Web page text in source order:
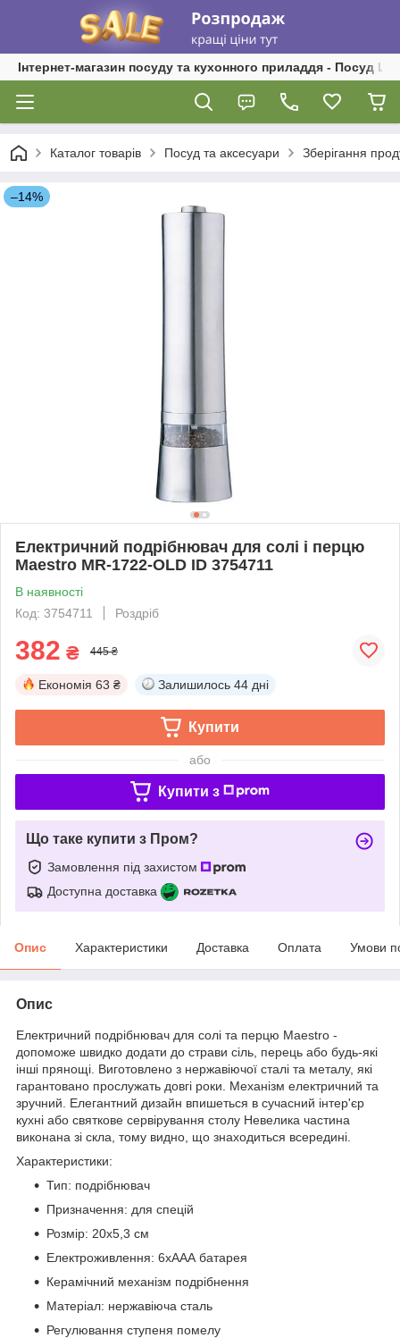
Інтернет-магазин посуду та кухонного приладдя - Посуд
Каталог товарів Посуд та аксесуари Зберігання
–14%
Електричний подрібнювач для солі і перцю
Maestro MR-1722-OLD ID 3754711
В наявності
Код: 3754711
Роздріб
382 ₴ 445 ₴
Економія 63 ₴ Залишилось 44 дні
Купити
або
Купити з
Що таке купити з Пром?
Замовлення під захистом
Доступна доставка
Опис Характеристики Доставка Оплата Умови
Опис
Електричний подрібнювач для солі та перцю Maestro -
допоможе швидко додати до страви сіль, перець або будь-які
інші прянощі. Виготовлено з нержавіючої сталі та металу, які
гарантовано прослужать довгі роки. Механізм електричний та
зручний. Елегантний дизайн впишеться в сучасний інтер'єр
кухні або святкове сервірування столу Невелика частина
виконана зі скла, тому видно, що знаходиться всередині.
Характеристики:
Тип: подрібнювач
Призначення: для спецій
Розмір: 20х5,3 см
Електроживлення: 6хААА батарея
Керамічний механізм подрібнення
Матеріал: нержавіюча сталь
Регулювання ступеня помелу